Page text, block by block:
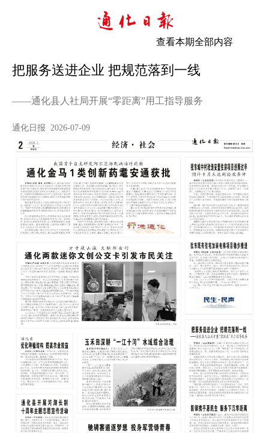
查看本期全部内容
把服务送进企业 把规范落到一线
——通化县人社局开展“零距离”用工指导服务
通化日报 2026-07-09